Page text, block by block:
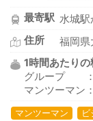
最寄駅 水城駅
住所
福岡
1時間あたりの
グループ ：
マンツーマン
マンツーマン ビ